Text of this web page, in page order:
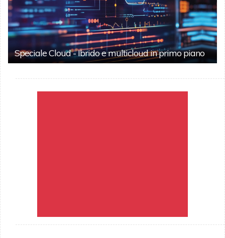
Speciale Cloud - Ibrido e multicloud in primo piano